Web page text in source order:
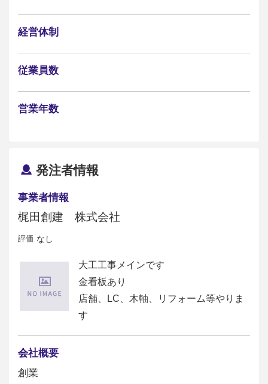
経営体制
従業員数
営業年数
発注者情報
事業者情報
梶田創建 株式会社
評価 なし
大工工事メインです
金看板あり
店舗、LC、木軸、リフォーム等やりま
す
会社概要
創業